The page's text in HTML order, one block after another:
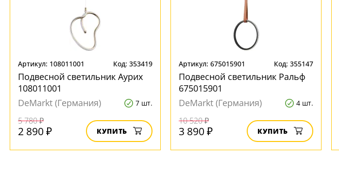
Артикул: 108011001 Код: 353419
Подвесной светильник Аурих
108011001
DeMarkt (Германия)
7 шт.
5 780 ₽
2 890 ₽ КУПИТЬ
Артикул: 675015901 Код: 355147
Подвесной светильник Ральф
675015901
DeMarkt (Германия)
4 шт.
10 520 ₽
3 890 ₽ КУПИТЬ